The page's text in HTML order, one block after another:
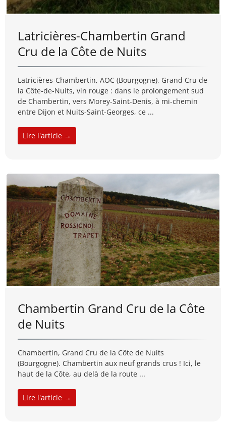
Latricières-Chambertin Grand
Cru de la Côte de Nuits
Latricières-Chambertin, AOC (Bourgogne), Grand Cru de
la Côte-de-Nuits, vin rouge : dans le prolongement sud
de Chambertin, vers Morey-Saint-Denis, à mi-chemin
entre Dijon et Nuits-Saint-Georges, ce ...
Lire l'article →
Chambertin Grand Cru de la Côte
de Nuits
Chambertin, Grand Cru de la Côte de Nuits
(Bourgogne). Chambertin aux neuf grands crus ! Ici, le
haut de la Côte, au delà de la route ...
Lire l'article →